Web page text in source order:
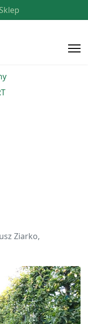
Sklep
Ziarko,